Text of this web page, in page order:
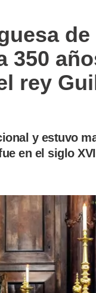
de
350
rey
y estuvo
en el siglo